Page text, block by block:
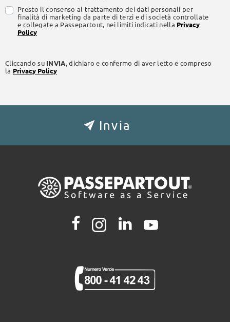
Presto il consenso al trattamento dei dati personali per
finalità di marketing da parte di terzi e di società controllate
e collegate a Passepartout, nei limiti indicati nella Privacy
Policy
Cliccando su INVIA, dichiaro e confermo di aver letto e compreso
la Privacy Policy